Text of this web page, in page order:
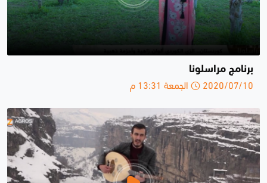
برنامج مراسلونا
2020/07/10 الجمعة 13:31 م